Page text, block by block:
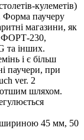
кулеметів)
Форма паучеру
магазини, як
ФОРТ-230,
та інших.
і є більш
паучери, при
ver. 2
шляхом.
шириною 45 мм, 50